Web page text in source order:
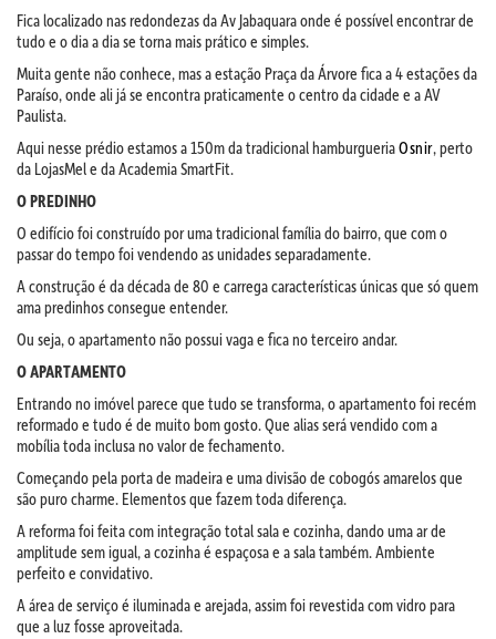
Fica localizado nas redondezas da Av Jabaquara onde é possível encontrar de
tudo e o dia a dia se torna mais prático e simples.
Muita gente não conhece, mas a estação Praça da Árvore fica a 4 estações da
Paraíso, onde ali já se encontra praticamente o centro da cidade e a AV
Paulista.
Aqui nesse prédio estamos a 150m da tradicional hamburgueriaOsnir, perto
da LojasMel e da Academia SmartFit.
O PREDINHO
O edifício foi construído por uma tradicional família do bairro, que com o
passar do tempo foi vendendo as unidades separadamente.
A construção é da década de 80 e carrega características únicas que só quem
ama predinhos consegue entender.
Ou seja, o apartamento não possui vaga e fica no terceiro andar.
O APARTAMENTO
Entrando no imóvel parece que tudo se transforma, o apartamento foi recém
reformado e tudo é de muito bom gosto. Que alias será vendido com a
mobília toda inclusa no valor de fechamento.
Começando pela porta de madeira e uma divisão de cobogós amarelos que
são puro charme. Elementos que fazem toda diferença.
A reforma foi feita com integração total sala e cozinha, dando uma ar de
amplitude sem igual, a cozinha é espaçosa e a sala também. Ambiente
perfeito e convidativo.
A área de serviço é iluminada e arejada, assim foi revestida com vidro para
que a luz fosse aproveitada.